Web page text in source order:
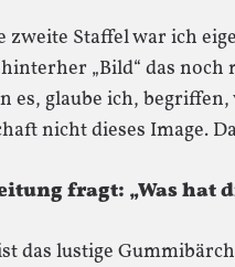
zweite Staffel war ich
hinterher „Bild“ das
es, glaube ich,
nicht dieses Image.
fragt: „Was hat
das lustige